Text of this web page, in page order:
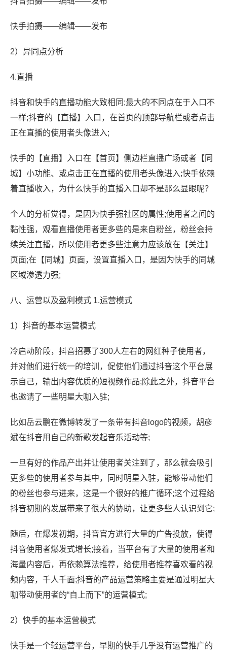
快手拍摄——编辑——发布
2）异同点分析
4.直播
抖音和快手的直播功能大致相同;最大的不同点在于入口不
一样;抖音的【直播】入口，在首页的顶部导航栏或者点击
正在直播的使用者头像进入;
快手的【直播】入口在【首页】侧边栏直播广场或者【同
城】小功能、或点击正在直播的使用者头像进入;快手依赖
着直播收入，为什么快手的直播入口却不是那么显眼呢？
个人的分析觉得，是因为快手强社区的属性;使用者之间的
黏性强，观看直播使用者更多些的是来自粉丝，粉丝会持
续关注直播，所以使用者更多些注意力应该放在【关注】
页面;在【同城】页面，设置直播入口，是因为快手的同城
区域渗透力强;
八、运营以及盈利模式 1.运营模式
1）抖音的基本运营模式
冷启动阶段，抖音招募了300人左右的网红种子使用者，
并对他们进行统一的培训，促使他们通过抖音这个平台展
示自己，输出内容优质的短视频作品;除此之外，抖音平台
也邀请了一些明星大咖入驻;
比如岳云鹏在微博转发了一条带有抖音logo的视频，胡彦
斌在抖音用自己的新歌发起音乐活动等;
一旦有好的作品产出并让使用者关注到了，那么就会吸引
更多些的使用者参与其中，同时明星入驻，能够带动他们
的粉丝也参与进来，这是一个很好的推广循环;这个过程给
抖音初期的发展带来了很大的协助，让更多些人认识到它;
随后，在爆发初期，抖音官方进行大量的广告投放，使得
抖音使用者爆发式增长;接着，当平台有了大量的使用者和
海量内容后，再依赖算法推荐，给使用者推荐喜欢看的视
频内容，千人千面;抖音的产品运营策略主要是通过明星大
咖带动使用者的“自上而下”的运营模式;
2）快手的基本运营模式
快手是一个轻运营平台，早期的快手几乎没有运营推广的